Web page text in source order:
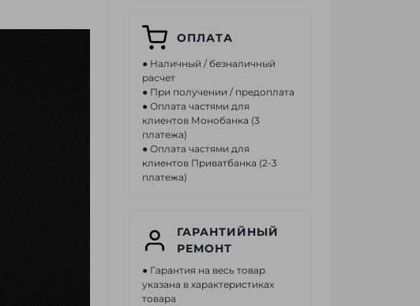
ОПЛАТА
● Наличный / безналичный
расчет
● При получении / предоплата
● Оплата частями для
клиентов Монобанка (3
платежа)
● Оплата частями для
клиентов Приватбанка (2-3
платежа)
ГАРАНТИЙНЫЙ
РЕМОНТ
● Гарантия на весь товар
указана в характеристиках
товара